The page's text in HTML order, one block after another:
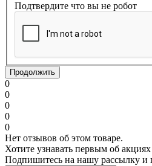
Подтвердите что вы не робот
Продолжить
0
0
0
0
0
Нет отзывов об этом товаре.
Хотите узнавать первым об
Подпишитесь на нашу рассылку и